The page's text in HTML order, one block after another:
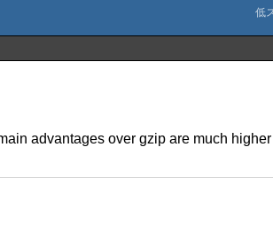
advantages over gzip are much